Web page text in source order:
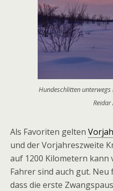
Hundeschlitten
Reidar
Als Favoriten gelten
und der Vorjahreszweite
auf 1200 Kilometern kann
Fahrer sind auch gut. Neu
dass die erste